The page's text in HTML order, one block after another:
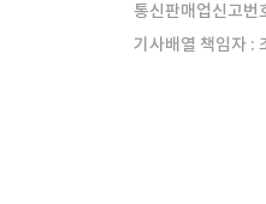
통신판매업신고
기사배열 책임자 :